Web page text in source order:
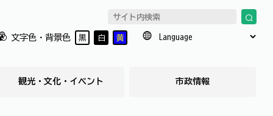
文字色・背景色 黒 白 黄
観光・文化・イベント 市政情報